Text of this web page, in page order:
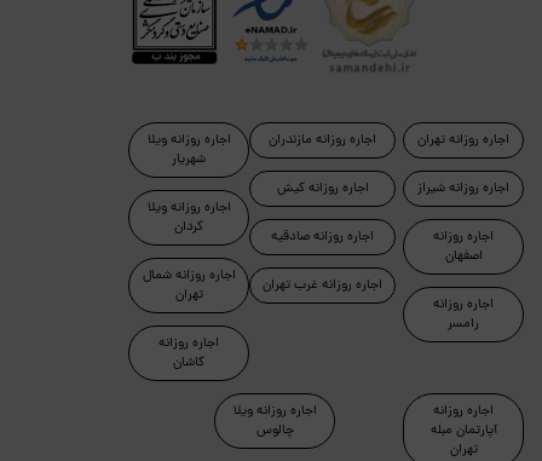
اجاره روزانه تهران
اجاره روزانه شیراز
اجاره روزانه
اصفهان
اجاره روزانه
رامسر
اجاره روزانه مازندران
اجاره روزانه کیش
اجاره روزانه صادقیه
اجاره روزانه غرب تهران
اجاره روزانه ویلا
شهریار
اجاره روزانه ویلا
کردان
اجاره روزانه شمال
تهران
اجاره روزانه
کاشان
اجاره روزانه
آپارتمان مبله
تهران
اجاره روزانه ویلا
چالوس